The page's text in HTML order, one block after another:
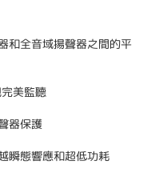
和全音域揚聲器之間的平
美監聽
器保護
瞬態響應和超低功耗